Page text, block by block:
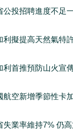
公投招聘進度不
利擬提高天然氣特
利首推預防山火宣
航空新增季節性卡
失業率維持7% 仍